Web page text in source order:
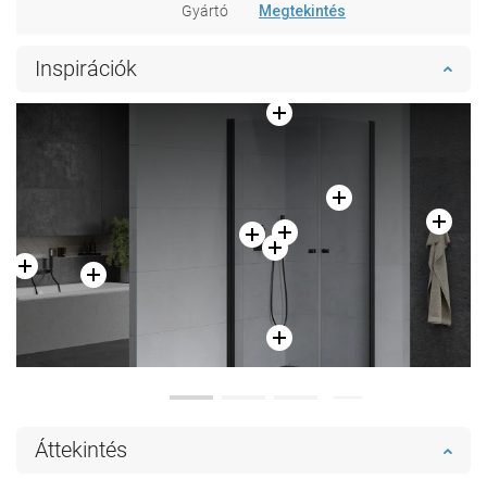
Gyártó Megtekintés
Inspirációk
Áttekintés